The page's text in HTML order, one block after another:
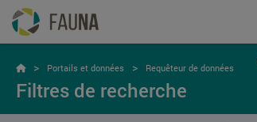
> Portails et données > Requêteur de données
Filtres de recherche